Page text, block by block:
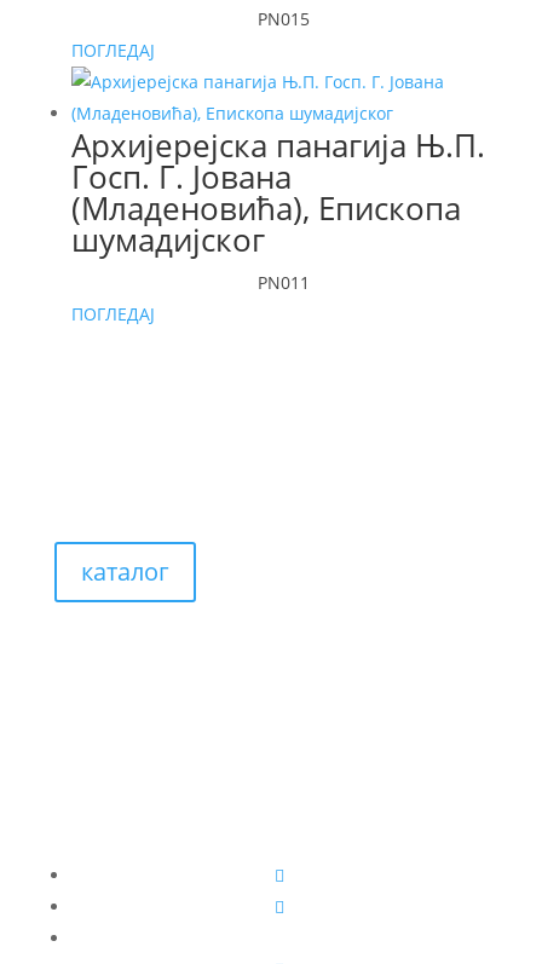
PN015
ПОГЛЕДАЈ
Архијерејска панагија Њ.П.
Госп. Г. Јована
(Младеновића), Епископа
шумадијског
PN011
ПОГЛЕДАЈ
каталог